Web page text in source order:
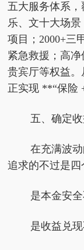
五大服务体系，
乐、文十大场景
项目；2000+三
紧急救援；高
贵宾厅等权益
正实现 **“保险
五、确定
在充满波
追求的不过是四
是本金安
是收益兑